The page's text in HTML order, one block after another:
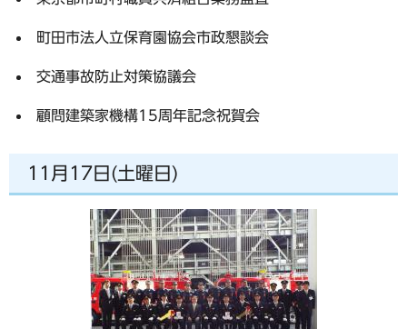
町田市法人立保育園協会市政懇談会
交通事故防止対策協議会
顧問建築家機構15周年記念祝賀会
11月17日(土曜日)